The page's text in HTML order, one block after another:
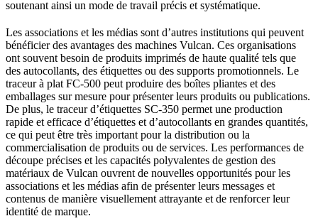
soutenant ainsi un mode de travail précis et systématique.
Les associations et les médias sont d’autres institutions qui peuvent
bénéficier des avantages des machines Vulcan. Ces organisations
ont souvent besoin de produits imprimés de haute qualité tels que
des autocollants, des étiquettes ou des supports promotionnels. Le
traceur à plat FC-500 peut produire des boîtes pliantes et des
emballages sur mesure pour présenter leurs produits ou publications.
De plus, le traceur d’étiquettes SC-350 permet une production
rapide et efficace d’étiquettes et d’autocollants en grandes quantités,
ce qui peut être très important pour la distribution ou la
commercialisation de produits ou de services. Les performances de
découpe précises et les capacités polyvalentes de gestion des
matériaux de Vulcan ouvrent de nouvelles opportunités pour les
associations et les médias afin de présenter leurs messages et
contenus de manière visuellement attrayante et de renforcer leur
identité de marque.